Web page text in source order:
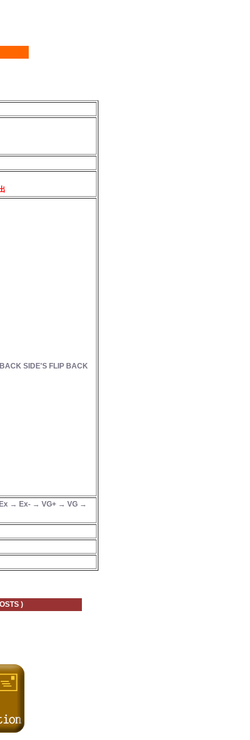
SIDE'S FLIP BACK
→ Ex- → VG+ → VG →
)